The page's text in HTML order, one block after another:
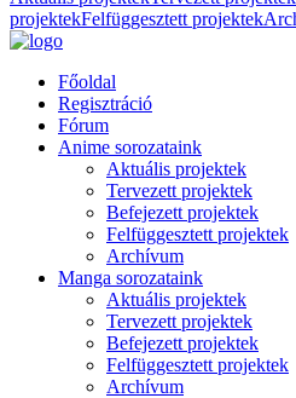
projektekFelfüggesztett projektek
Főoldal
Regisztráció
Fórum
Anime sorozataink
Aktuális projektek
Tervezett projektek
Befejezett projektek
Felfüggesztett projektek
Archívum
Manga sorozataink
Aktuális projektek
Tervezett projektek
Befejezett projektek
Felfüggesztett projektek
Archívum